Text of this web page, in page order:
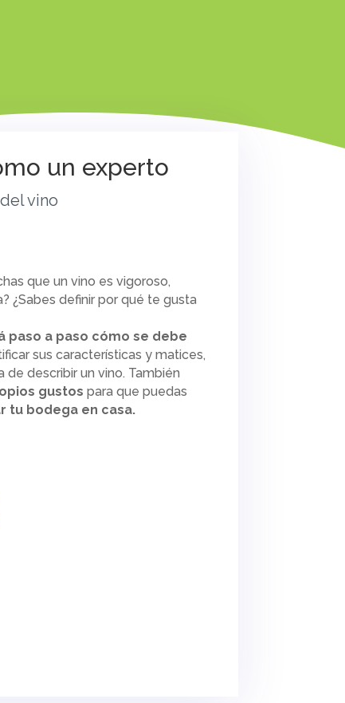
un experto
vino
que un vino es vigoroso,
¿Sabes definir por qué te gusta
paso a paso cómo se debe
sus características y matices,
de describir un vino. También
gustos para que puedas
tu bodega en casa.